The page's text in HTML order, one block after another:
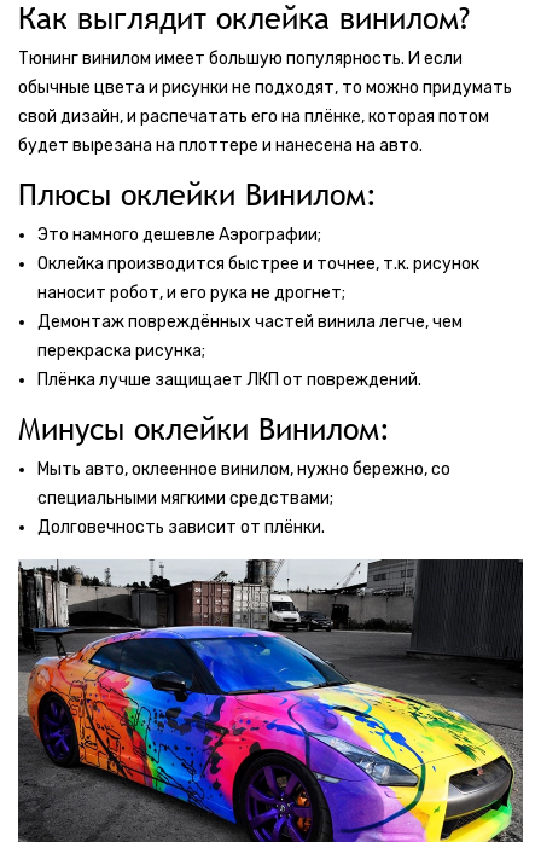
Как выглядит оклейка винилом?
Тюнинг винилом имеет большую популярность. И если
обычные цвета и рисунки не подходят, то можно придумать
свой дизайн, и распечатать его на плёнке, которая потом
будет вырезана на плоттере и нанесена на авто.
Плюсы оклейки Винилом:
Это намного дешевле Аэрографии;
Оклейка производится быстрее и точнее, т.к. рисунок
наносит робот, и его рука не дрогнет;
Демонтаж повреждённых частей винила легче, чем
перекраска рисунка;
Плёнка лучше защищает ЛКП от повреждений.
Минусы оклейки Винилом:
Мыть авто, оклеенное винилом, нужно бережно, со
специальными мягкими средствами;
Долговечность зависит от плёнки.